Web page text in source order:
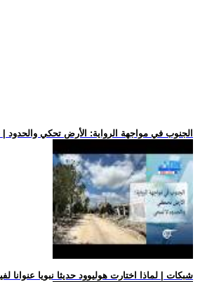
.. لبنان Online | الجنوب في مواجهة الرواية: الأرض تحكي والحدود
.. شبكات | لماذا اختارت هوليوود حديثا نبويا عنوانا